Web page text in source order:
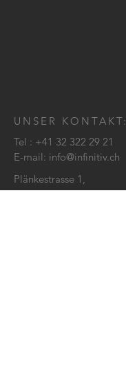
UNSER KONTAKT:
Tel : +41 32 322 29 21
E-mail: info@infinitiv.ch
Plänkestrasse 1,
2502 Biel/Bienne